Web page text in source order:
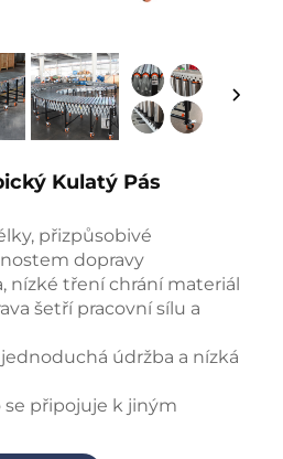
Kulatý Pás
přizpůsobivé
dopravy
nízké tření chrání materiál
šetří pracovní sílu a
údržba a nízká
se připojuje k jiným